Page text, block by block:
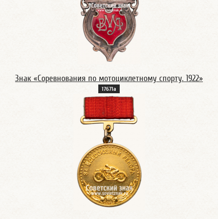
Знак «Cоревнования по мотоциклетному спорту. 1922»
17671а